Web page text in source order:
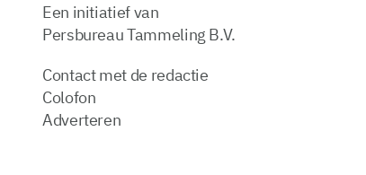
Een initiatief van
Persbureau Tammeling B.V.
Contact met de redactie
Colofon
Adverteren